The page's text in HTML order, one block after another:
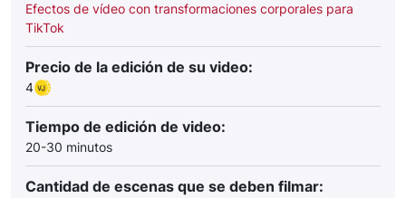
Efectos de vídeo con transformaciones corporales para
TikTok
Precio de la edición de su video:
4
Tiempo de edición de video:
20-30 minutos
Cantidad de escenas que se deben filmar: